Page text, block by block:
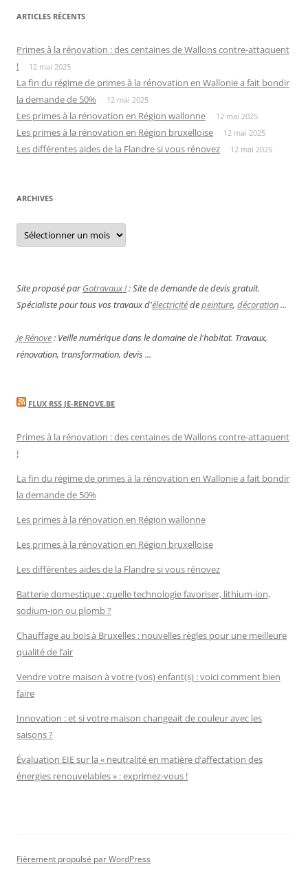
ARTICLES RÉCENTS
Primes à la rénovation : des centaines de Wallons contre-attaquent
!
12 mai 2025
La fin du régime de primes à la rénovation en Wallonie a fait bondir
la demande de 50%
12 mai 2025
Les primes à la rénovation en Région wallonne 12 mai 2025
Les primes à la rénovation en Région bruxelloise 12 mai 2025
Les différentes aides de la Flandre si vous rénovez 12 mai 2025
ARCHIVES
Archives
Site proposé parGotravaux !: Site de demande de devis gratuit.
Spécialiste pour tous vos travaux d'électricitédepeinture, décoration...
Je Rénove: Veille numérique dans le domaine de l'habitat. Travaux,
rénovation, transformation, devis ...
FLUX RSS JE-RENOVE.BE
Primes à la rénovation : des centaines de Wallons contre-attaquent
!
La fin du régime de primes à la rénovation en Wallonie a fait bondir
la demande de 50%
Les primes à la rénovation en Région wallonne
Les primes à la rénovation en Région bruxelloise
Les différentes aides de la Flandre si vous rénovez
Batterie domestique : quelle technologie favoriser, lithium-ion,
sodium-ion ou plomb ?
Chauffage au bois à Bruxelles : nouvelles règles pour une meilleure
qualité de l’air
Vendre votre maison à votre (vos) enfant(s) : voici comment bien
faire
Innovation : et si votre maison changeait de couleur avec les
saisons ?
Évaluation EIE sur la « neutralité en matière d’affectation des
énergies renouvelables » : exprimez-vous !
Fièrement propulsé par WordPress